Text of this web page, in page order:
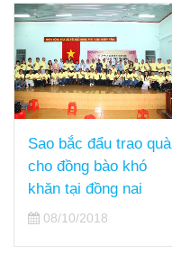
Sao bắc đẩu trao quà
cho đồng bào khó
khăn tại đồng nai
08/10/2018